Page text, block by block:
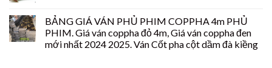
BẢNG GIÁ VÁN PHỦ PHIM COPPHA 4m PHỦ
PHIM. Giá ván coppha đỏ 4m, Giá ván coppha đen
mới nhất 2024 2025. Ván Cốt pha cột dầm đà kiềng